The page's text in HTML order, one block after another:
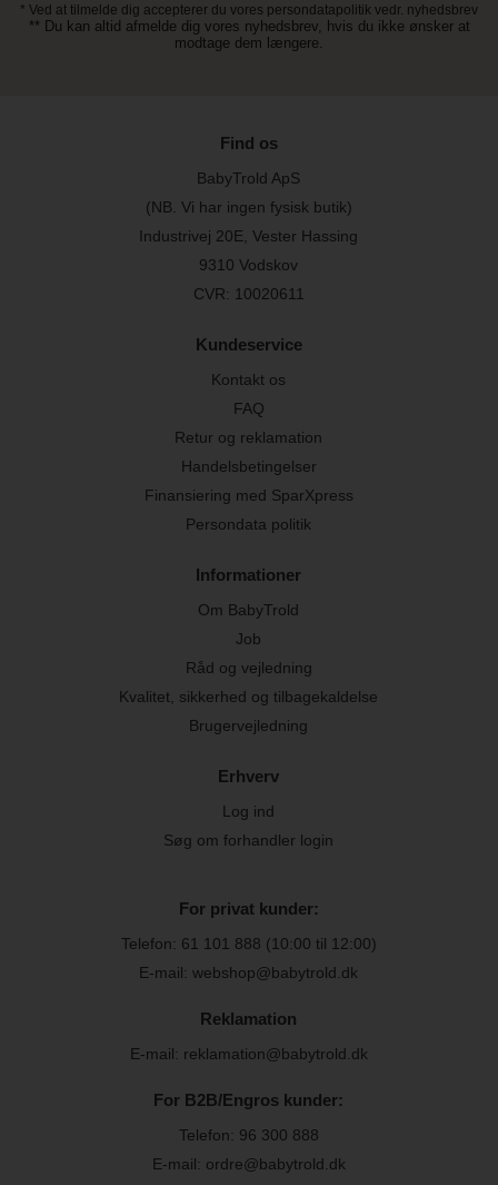
* Ved at tilmelde dig accepterer du vores persondatapolitik vedr. nyhedsbrev
** Du kan altid afmelde dig vores nyhedsbrev, hvis du ikke ønsker at
modtage dem længere.
Find os
BabyTrold ApS
(NB. Vi har ingen fysisk butik)
Industrivej 20E, Vester Hassing
9310 Vodskov
CVR: 10020611
Kundeservice
Kontakt os
FAQ
Retur og reklamation
Handelsbetingelser
Finansiering med SparXpress
Persondata politik
Informationer
Om BabyTrold
Job
Råd og vejledning
Kvalitet, sikkerhed og tilbagekaldelse
Brugervejledning
Erhverv
Log ind
Søg om forhandler login
For privat kunder:
Telefon: 61 101 888 (10:00 til 12:00)
E-mail: webshop@babytrold.dk
Reklamation
E-mail: reklamation@babytrold.dk
For B2B/Engros kunder:
Telefon: 96 300 888
E-mail: ordre@babytrold.dk